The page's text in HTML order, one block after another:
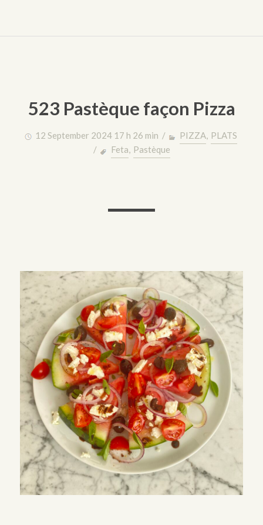
523 Pastèque façon Pizza
12 September 2024 17 h 26 min / PIZZA, PLATS
/
Feta, Pastèque